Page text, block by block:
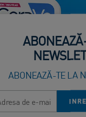
ABONEAZĂ-TE LA